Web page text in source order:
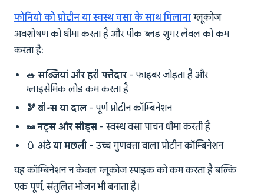
फोनियो को प्रोटीन या स्वस्थ वसा के साथ मिलाना ग्लूकोज
अवशोषण को धीमा करता है और पीक ब्लड शुगर लेवल को कम
करता है:
🥗 सब्जियां और हरी पत्तेदार- फाइबर जोड़ता है और
ग्लाइसेमिक लोड कम करता है
🫘 बीन्स या दाल- पूर्ण प्रोटीन कॉम्बिनेशन
🥜 नट्स और सीड्स - स्वस्थ वसा पाचन धीमा करती है
🥚 अंडे या मछली - उच्च गुणवत्ता वाला प्रोटीन कॉम्बिनेशन
यह कॉम्बिनेशन न केवल ग्लूकोज स्पाइक को कम करता है बल्कि
एक पूर्ण, संतुलित भोजन भी बनाता है।